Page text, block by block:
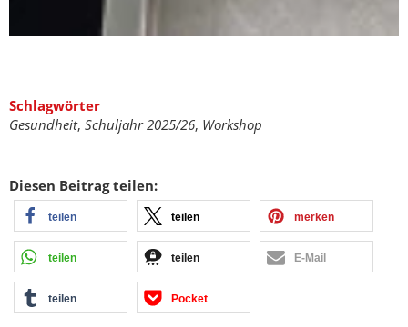
Schlagwörter
Gesundheit, Schuljahr 2025/26, Workshop
Diesen Beitrag teilen:
teilen teilen merken
teilen teilen E-Mail
teilen Pocket